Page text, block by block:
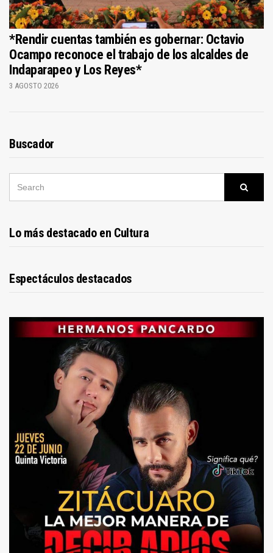
*Rendir cuentas también es gobernar: Octavio
Ocampo reconoce el trabajo de los alcaldes de
Indaparapeo y Los Reyes*
3 AGOSTO 2026
Buscador
Lo más destacado en Cultura
Espectáculos destacados